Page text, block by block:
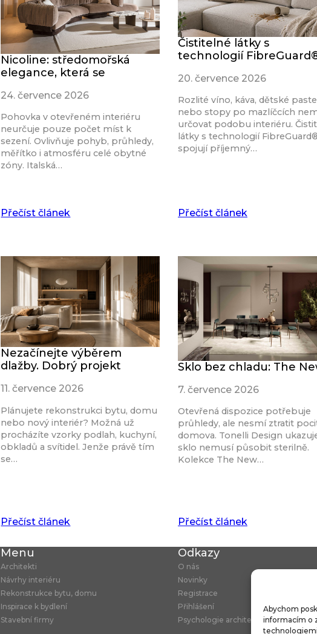
Abychom
informacím o
Nicoline: středomořská
elegance, která se
24. července 2026
Pohovka v otevřeném interiéru
neurčuje pouze počet míst k
sezení. Ovlivňuje pohyb, průhledy,
měřítko i atmosféru celé obytné
zóny. Italská…
Přečíst článek
Čistitelné látky s
technologií
20. července 2026
Rozlité víno, káva, dětské
nebo stopy po mazlíčcích
určovat podobu interiéru.
látky s technologií
spojují příjemný…
Přečíst článek
Nezačínejte výběrem
dlažby. Dobrý projekt
11. července 2026
Plánujete rekonstrukci bytu, domu
nebo nový interiér? Možná už
procházíte vzorky podlah, kuchyní,
obkladů a svítidel. Jenže právě tím
se…
Přečíst článek
Sklo bez chladu: The
7. července 2026
Otevřená dispozice potřebuje
průhledy, ale nesmí ztratit
domova. Tonelli Design
sklo nemusí působit sterilně.
Kolekce The New…
Přečíst článek
Menu
Architekti
Návrhy interiéru
Rekonstrukce bytu, domu
Inspirace k bydlení
Stavební firmy
Odkazy
O nás
Novinky
Registrace
Přihlášení
Psychologie architektury